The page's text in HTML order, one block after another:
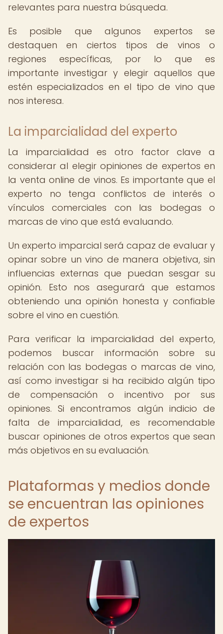
relevantes para nuestra búsqueda.
Es posible que algunos expertos se
destaquen en ciertos tipos de vinos o
regiones específicas, por lo que es
importante investigar y elegir aquellos que
estén especializados en el tipo de vino que
nos interesa.
La imparcialidad del experto
La imparcialidad es otro factor clave a
considerar al elegir opiniones de expertos en
la venta online de vinos. Es importante que el
experto no tenga conflictos de interés o
vínculos comerciales con las bodegas o
marcas de vino que está evaluando.
Un experto imparcial será capaz de evaluar y
opinar sobre un vino de manera objetiva, sin
influencias externas que puedan sesgar su
opinión. Esto nos asegurará que estamos
obteniendo una opinión honesta y confiable
sobre el vino en cuestión.
Para verificar la imparcialidad del experto,
podemos buscar información sobre su
relación con las bodegas o marcas de vino,
así como investigar si ha recibido algún tipo
de compensación o incentivo por sus
opiniones. Si encontramos algún indicio de
falta de imparcialidad, es recomendable
buscar opiniones de otros expertos que sean
más objetivos en su evaluación.
Plataformas y medios donde
se encuentran las opiniones
de expertos